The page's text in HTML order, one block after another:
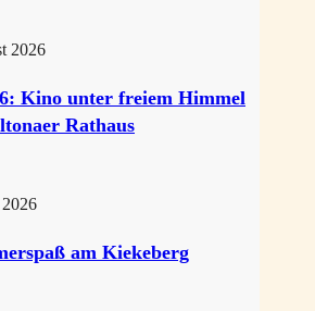
2026
Kino unter freiem Himmel
Rathaus
am Kiekeberg